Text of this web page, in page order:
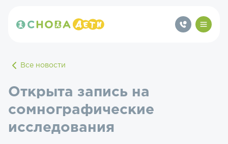
Все новости
Открыта запись на
сомнографические
исследования